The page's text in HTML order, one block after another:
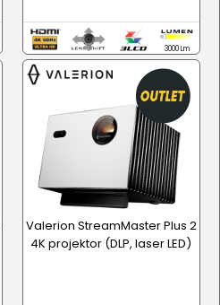
3000 Lm
Valerion StreamMaster Plus 2
4K projektor (DLP, laser LED)